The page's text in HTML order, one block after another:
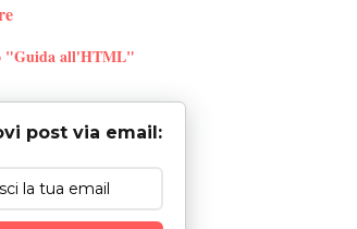
"Guida all'HTML"
post via email: